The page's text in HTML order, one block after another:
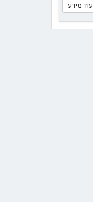
עוד מידע